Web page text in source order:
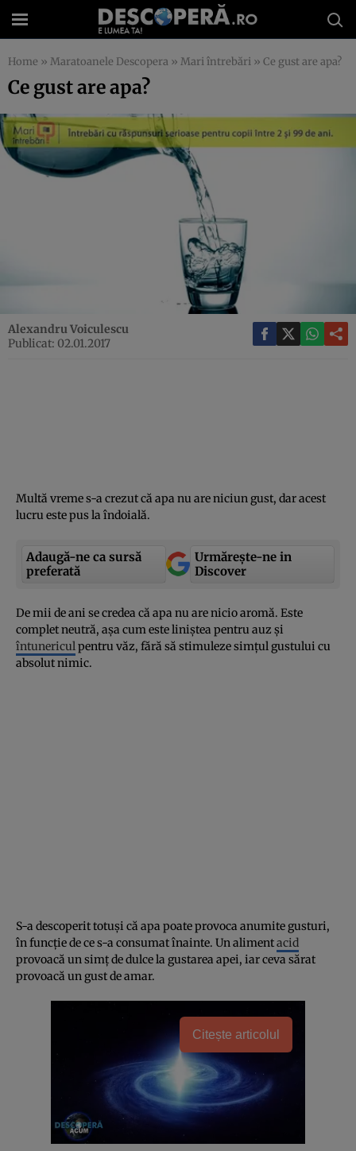
Home » Maratoanele Descopera » Mari întrebări » Ce gust are apa?
Ce gust are apa?
Alexandru Voiculescu
Publicat: 02.01.2017
Multă vreme s-a crezut că apa nu are niciun gust, dar acest
lucru este pus la îndoială.
Adaugă-ne ca sursă
preferată
Urmărește-ne in
Discover
De mii de ani se credea că apa nu are nicio aromă. Este
complet neutră, aşa cum este liniştea pentru auz şi
întunericulpentru văz, fără să stimuleze simţul gustului cu
absolut nimic.
S-a descoperit totuşi că apa poate provoca anumite gusturi,
în funcţie de ce s-a consumat înainte. Un alimentacid
provoacă un simţ de dulce la gustarea apei, iar ceva sărat
provoacă un gust de amar.
Citește articolul